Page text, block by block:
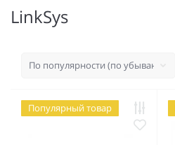
LinkSys
Популярный товар